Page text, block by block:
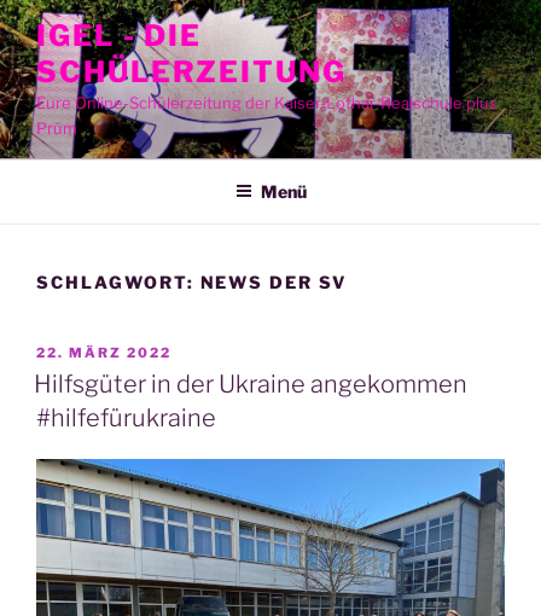
Zum
Inhalt
springen
IGEL - DIE
SCHÜLERZEITUNG
Eure Online-Schülerzeitung der Kaiser-Lothar-Realschule plus
Prüm
Menü
SCHLAGWORT: NEWS DER SV
VERÖFFENTLICHT
AM
22. MÄRZ 2022
Hilfsgüter in der Ukraine angekommen
#hilfefürukraine